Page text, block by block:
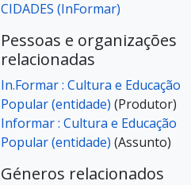
CIDADES (InFormar)
Pessoas e organizações
relacionadas
In.Formar : Cultura e Educação
Popular (entidade) (Produtor)
Informar : Cultura e Educação
Popular (entidade) (Assunto)
Géneros relacionados